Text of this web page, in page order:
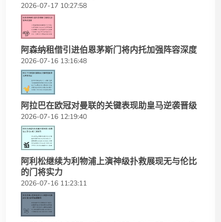
2026-07-17 10:27:58
阿森纳租借引进伯恩茅斯门将内托加强阵容深度
2026-07-16 13:16:48
阿拉巴在欧冠对曼联的关键表现助皇马逆袭晋级
2026-07-16 12:19:40
阿利松继续为利物浦上演神级扑救展现无与伦比
的门将实力
2026-07-16 11:23:11